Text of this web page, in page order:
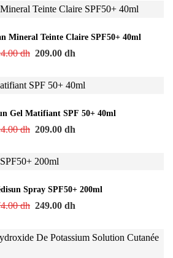
Mineral Teinte Claire SPF50+ 40ml
dh 209.00 dh
Gel Matifiant SPF 50+ 40ml
dh 209.00 dh
Spray SPF50+ 200ml
dh 249.00 dh